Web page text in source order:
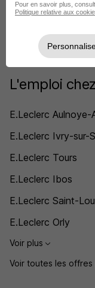
E.Leclerc Rosny-
E.Leclerc Bobigny
L'emploi
E.Leclerc Aulnoye-
E.Leclerc Ivry-sur-
E.Leclerc Tours
E.Leclerc Ibos
E.Leclerc Saint-
E.Leclerc Orly
Voir plus
Voir toutes les offres
Pour en savoir plus,
Politique relative aux